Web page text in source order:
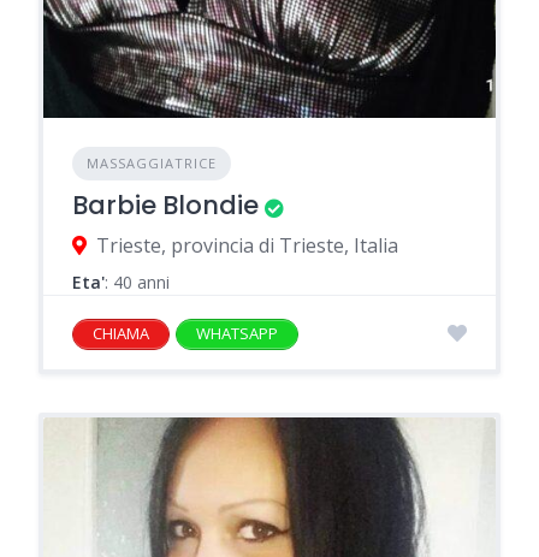
MASSAGGIATRICE
Barbie Blondie
Trieste, provincia di Trieste, Italia
Eta': 40 anni
CHIAMA WHATSAPP